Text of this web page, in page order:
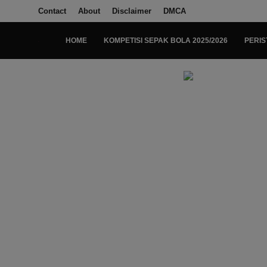
Contact About Disclaimer DMCA
HOME KOMPETISI SEPAK BOLA 2025/2026